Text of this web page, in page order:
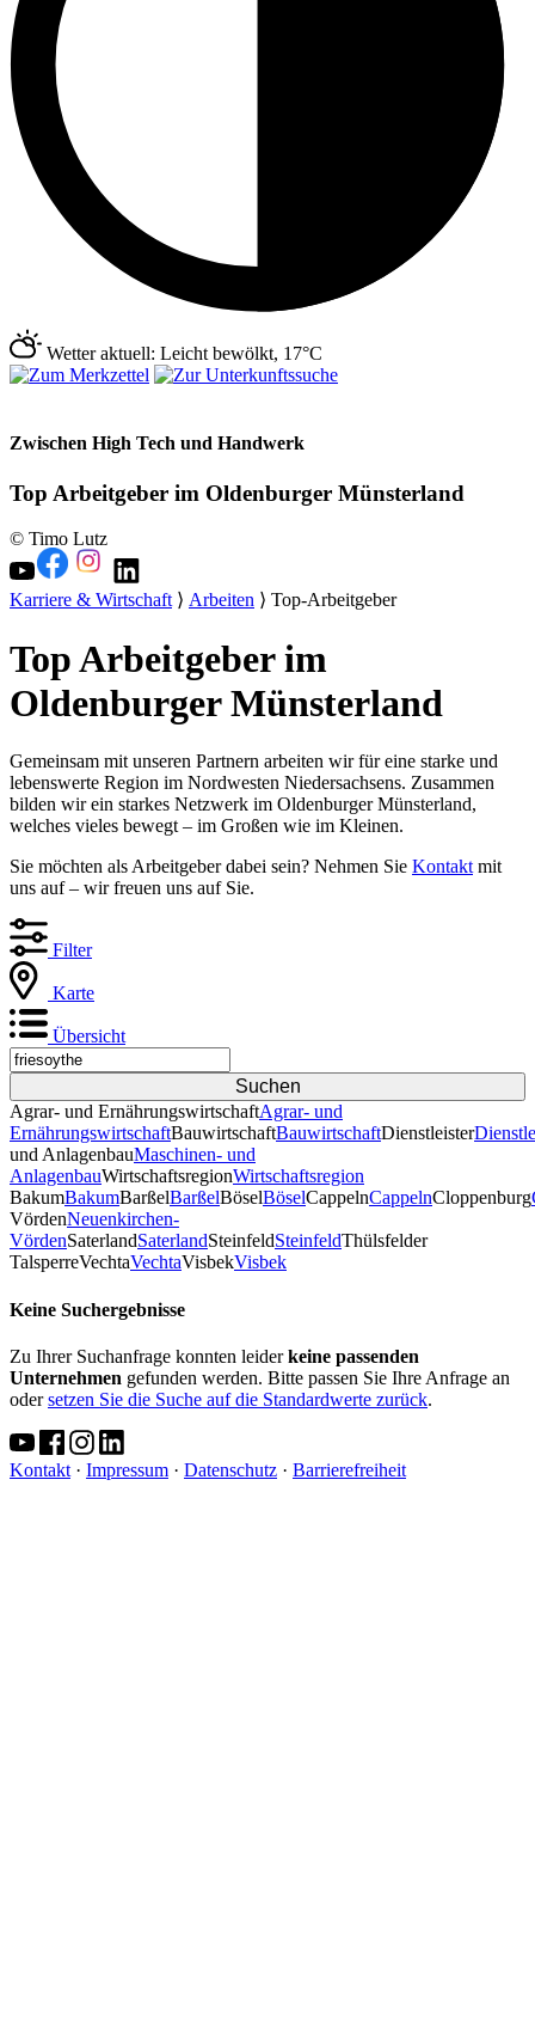
Wetter aktuell: Leicht bewölkt, 17°C
Zwischen High Tech und Handwerk
Top Arbeitgeber im Oldenburger Münsterland
© Timo Lutz
Karriere & Wirtschaft⟩ Arbeiten ⟩ Top-Arbeitgeber
Top Arbeitgeber im
Oldenburger Münsterland
Gemeinsam mit unseren Partnern arbeiten wir für eine starke und
lebenswerte Region im Nordwesten Niedersachsens. Zusammen
bilden wir ein starkes Netzwerk im Oldenburger Münsterland,
welches vieles bewegt – im Großen wie im Kleinen.
Sie möchten als Arbeitgeber dabei sein? Nehmen Sie Kontakt mit
uns auf – wir freuen uns auf Sie.
Filter
Karte
Übersicht
Agrar- und ErnährungswirtschaftAgrar- und
ErnährungswirtschaftBauwirtschaftBauwirtschaftDienstleister
und AnlagenbauMaschinen- und
AnlagenbauWirtschaftsregionWirtschaftsregion
BakumBakumBarßelBarßelBöselBöselCappelnCappelnCloppenburg
VördenNeuenkirchen-
VördenSaterlandSaterlandSteinfeldSteinfeldThülsfelder
TalsperreVechtaVechtaVisbekVisbek
Keine Suchergebnisse
Zu Ihrer Suchanfrage konnten leiderkeine passenden
Unternehmen gefunden werden. Bitte passen Sie Ihre Anfrage an
odersetzen Sie die Suche auf die Standardwerte zurück.
Kontakt · Impressum · Datenschutz · Barrierefreiheit